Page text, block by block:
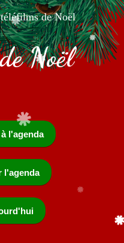
de Noël
Noël
l'agenda
l'agenda